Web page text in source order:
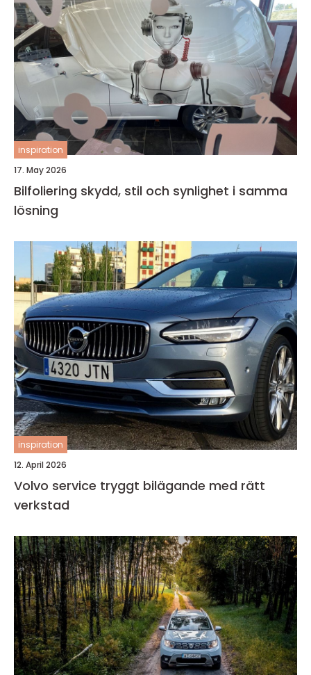
inspiration
17. May 2026
Bilfoliering skydd, stil och synlighet i samma
lösning
inspiration
12. April 2026
Volvo service tryggt bilägande med rätt
verkstad